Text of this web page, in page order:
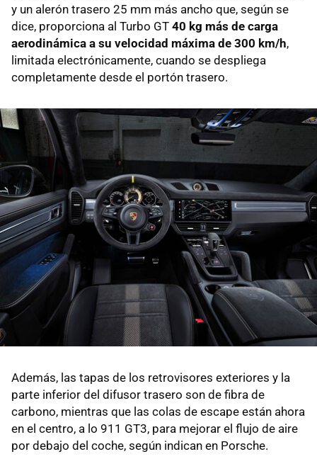
y un alerón trasero 25 mm más ancho que, según se
dice, proporciona al Turbo GT 40 kg más de carga
aerodinámica a su velocidad máxima de 300 km/h,
limitada electrónicamente, cuando se despliega
completamente desde el portón trasero.
Además, las tapas de los retrovisores exteriores y la
parte inferior del difusor trasero son de fibra de
carbono, mientras que las colas de escape están ahora
en el centro, a lo 911 GT3, para mejorar el flujo de aire
por debajo del coche, según indican en Porsche.